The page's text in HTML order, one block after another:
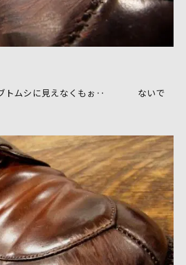
ブトムシに見えなくもぉ‥ ないで